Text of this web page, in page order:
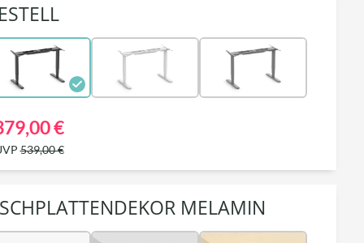
€
539,00 €
MELAMIN